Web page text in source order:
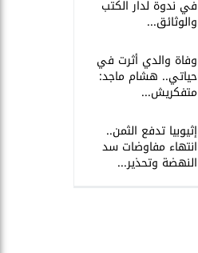
في ندوة لدار الكتب
والوثائق...
وفاة والدي أثرت في
حياتي.. هشام ماجد:
متفكريش...
إثيوبيا تدفع الثمن..
انتهاء مفاوضات سد
النهضة وتحذير...